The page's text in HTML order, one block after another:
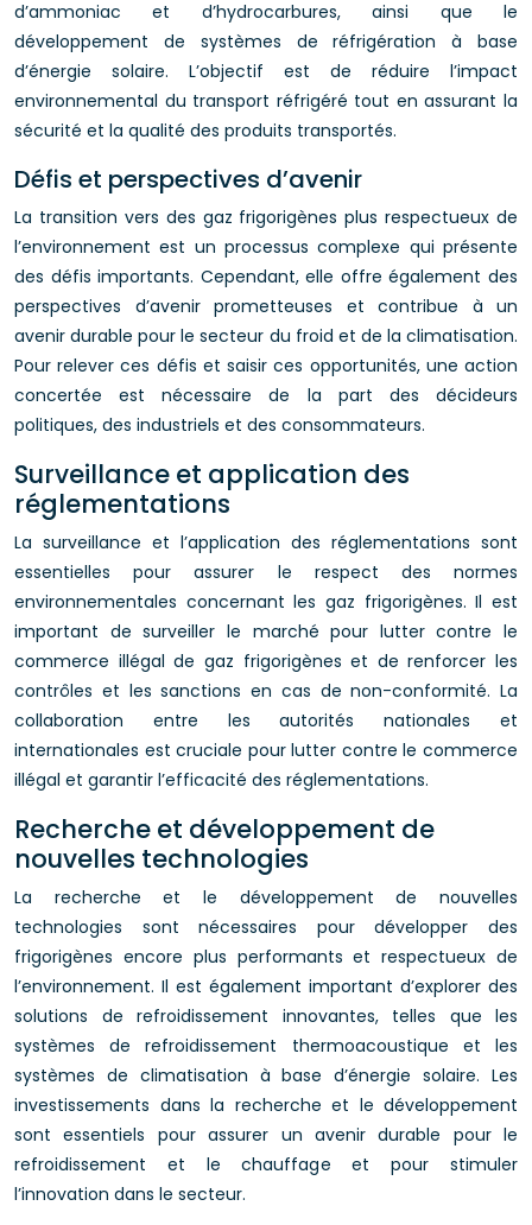
d’ammoniac et d’hydrocarbures, ainsi que le
développement de systèmes de réfrigération à base
d’énergie solaire. L’objectif est de réduire l’impact
environnemental du transport réfrigéré tout en assurant la
sécurité et la qualité des produits transportés.
Défis et perspectives d’avenir
La transition vers des gaz frigorigènes plus respectueux de
l’environnement est un processus complexe qui présente
des défis importants. Cependant, elle offre également des
perspectives d’avenir prometteuses et contribue à un
avenir durable pour le secteur du froid et de la climatisation.
Pour relever ces défis et saisir ces opportunités, une action
concertée est nécessaire de la part des décideurs
politiques, des industriels et des consommateurs.
Surveillance et application des
réglementations
La surveillance et l’application des réglementations sont
essentielles pour assurer le respect des normes
environnementales concernant les gaz frigorigènes. Il est
important de surveiller le marché pour lutter contre le
commerce illégal de gaz frigorigènes et de renforcer les
contrôles et les sanctions en cas de non-conformité. La
collaboration entre les autorités nationales et
internationales est cruciale pour lutter contre le commerce
illégal et garantir l’efficacité des réglementations.
Recherche et développement de
nouvelles technologies
La recherche et le développement de nouvelles
technologies sont nécessaires pour développer des
frigorigènes encore plus performants et respectueux de
l’environnement. Il est également important d’explorer des
solutions de refroidissement innovantes, telles que les
systèmes de refroidissement thermoacoustique et les
systèmes de climatisation à base d’énergie solaire. Les
investissements dans la recherche et le développement
sont essentiels pour assurer un avenir durable pour le
refroidissement et le chauffage et pour stimuler
l’innovation dans le secteur.